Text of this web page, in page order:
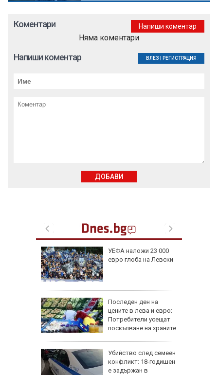
УЕФА наложи 23 000
евро глоба на Левски
Последен ден на
цените в лева и евро:
Потребители усещат
поскъпване на храните
Убийство след семеен
конфликт: 18-годишен
е задържан в
Коментари Напиши коментар
Няма коментари
Напиши коментар ВЛЕЗ РЕГИСТРАЦИЯ
ДОБАВИ